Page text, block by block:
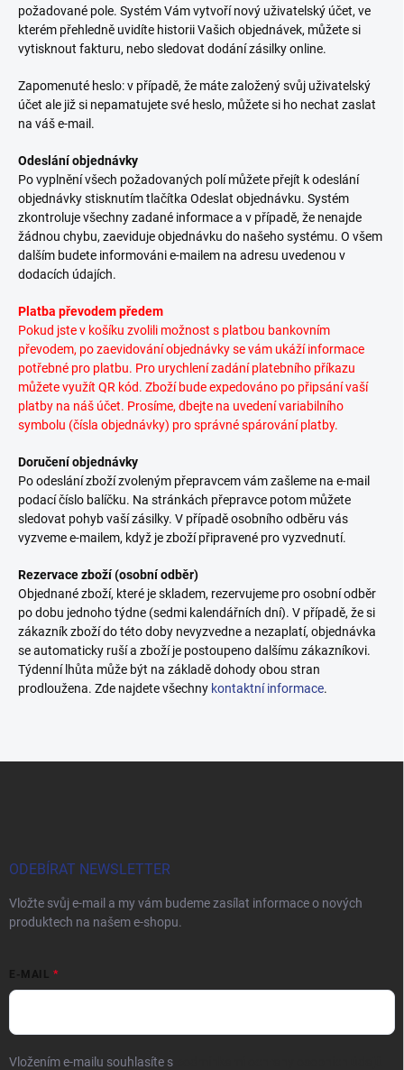
požadované pole. Systém Vám vytvoří nový uživatelský účet, ve
kterém přehledně uvidíte historii Vašich objednávek, můžete si
vytisknout fakturu, nebo sledovat dodání zásilky online.
Zapomenuté heslo: v případě, že máte založený svůj uživatelský
účet ale již si nepamatujete své heslo, můžete si ho nechat zaslat
na váš e-mail.
Odeslání objednávky
Po vyplnění všech požadovaných polí můžete přejít k odeslání
objednávky stisknutím tlačítka Odeslat objednávku. Systém
zkontroluje všechny zadané informace a v případě, že nenajde
žádnou chybu, zaeviduje objednávku do našeho systému. O všem
dalším budete informováni e-mailem na adresu uvedenou v
dodacích údajích.
Platba převodem předem
Pokud jste v košíku zvolili možnost s platbou bankovním
převodem, po zaevidování objednávky se vám ukáží informace
potřebné pro platbu. Pro urychlení zadání platebního příkazu
můžete využít QR kód. Zboží bude expedováno po připsání vaší
platby na náš účet. Prosíme, dbejte na uvedení variabilního
symbolu (čísla objednávky) pro správné spárování platby.
Doručení objednávky
Po odeslání zboží zvoleným přepravcem vám zašleme na e-mail
podací číslo balíčku. Na stránkách přepravce potom můžete
sledovat pohyb vaší zásilky. V případě osobního odběru vás
vyzveme e-mailem, když je zboží připravené pro vyzvednutí.
Rezervace zboží (osobní odběr)
Objednané zboží, které je skladem, rezervujeme pro osobní odběr
po dobu jednoho týdne (sedmi kalendářních dní). V případě, že si
zákazník zboží do této doby nevyzvedne a nezaplatí, objednávka
se automaticky ruší a zboží je postoupeno dalšímu zákazníkovi.
Týdenní lhůta může být na základě dohody obou stran
prodloužena. Zde najdete všechny kontaktní informace.
ODEBÍRAT NEWSLETTER
Vložte svůj e-mail a my vám budeme zasílat informace o nových
produktech na našem e-shopu.
E-MAIL
Vložením e-mailu souhlasíte s